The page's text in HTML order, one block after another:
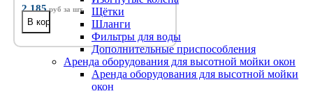
Щётки
Шланги
Фильтры для воды
Дополнительные приспособления
Аренда оборудования для высотной мойки окон
Аренда оборудования для высотной мойки
окон
2 185руб за шт.